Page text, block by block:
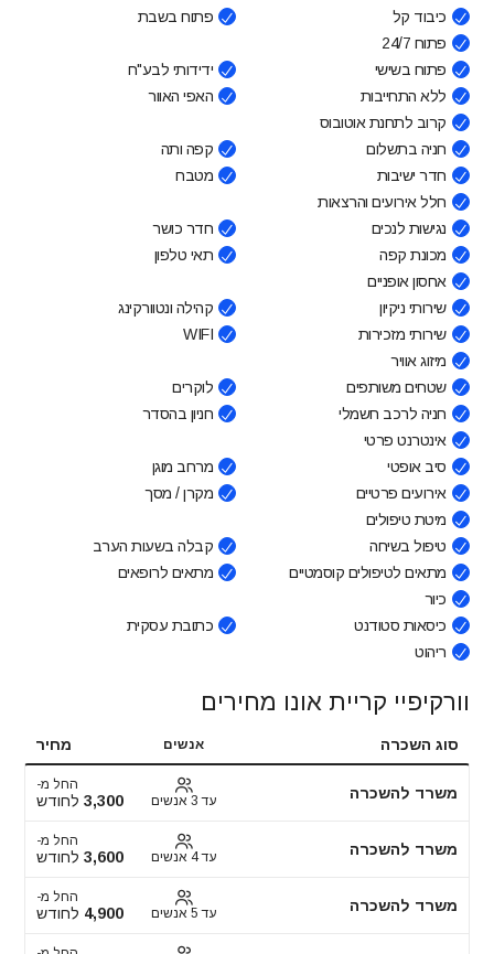
כיבוד קל
פתוח בשבת
פתוח 24/7
פתוח בשישי
ידידותי לבע"ח
ללא התחייבות
האפי האוור
קרוב לתחנת אוטובוס
חניה בתשלום
קפה ותה
חדר ישיבות
מטבח
חלל אירועים והרצאות
נגישות לנכים
חדר כושר
מכונת קפה
תאי טלפון
אחסון אופניים
שירותי ניקיון
קהילה ונטוורקינג
שירותי מזכירות
WIFI
מיזוג אוויר
שטחים משותפים
לוקרים
חניה לרכב חשמלי
חניון בהסדר
אינטרנט פרטי
סיב אופטי
מרחב מוגן
אירועים פרטיים
מקרן / מסך
מיטת טיפולים
טיפול בשיחה
קבלה בשעות הערב
מתאים לטיפולים קוסמטיים
מתאים לרופאים
כיור
כיסאות סטודנט
כתובת עסקית
ריהוט
וורקיפיי קריית אונו מחירים
סוג השכרה אנשים מחיר
משרד להשכרה עד 3 אנשים
החל מ-
3,300 לחודש
משרד להשכרה עד 4 אנשים
החל מ-
3,600 לחודש
משרד להשכרה עד 5 אנשים
החל מ-
4,900 לחודש